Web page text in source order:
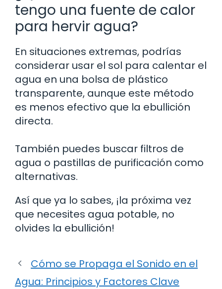
tengo una fuente de calor
para hervir agua?
En situaciones extremas, podrías
considerar usar el sol para calentar el
agua en una bolsa de plástico
transparente, aunque este método
es menos efectivo que la ebullición
directa.
También puedes buscar filtros de
agua o pastillas de purificación como
alternativas.
Así que ya lo sabes, ¡la próxima vez
que necesites agua potable, no
olvides la ebullición!
Cómo se Propaga el Sonido en el
Agua: Principios y Factores Clave